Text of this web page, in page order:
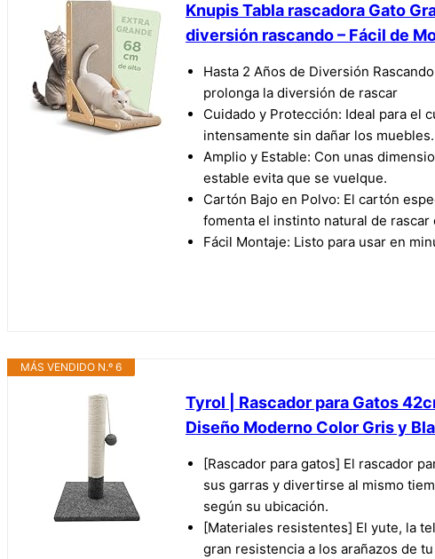
Knupis Tabla rascadora Gato
diversión rascando – Fácil de
Hasta 2 Años de Diversión
prolonga la diversión de rascar
Cuidado y Protección: Ideal para el
intensamente sin dañar los muebles.
Amplio y Estable: Con unas
estable evita que se vuelque.
Cartón Bajo en Polvo: El cartón
fomenta el instinto natural de rascar
Fácil Montaje: Listo para usar en
MÁS VENDIDO N.º 6
Tyrol | Rascador para Gatos
Diseño Moderno Color Gris y
[Rascador para gatos] El rascador
sus garras y divertirse al mismo
según su ubicación.
[Materiales resistentes] El yute, la
gran resistencia a los arañazos de